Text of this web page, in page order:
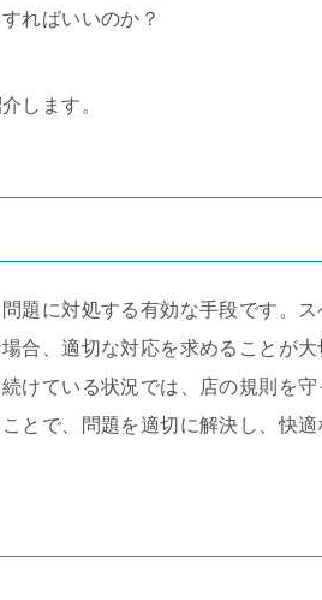
ればいいのか？
します。
題に対処する有効な手段です。ス
合、適切な対応を求めることが大
けている状況では、店の規則を守
とで、問題を適切に解決し、快